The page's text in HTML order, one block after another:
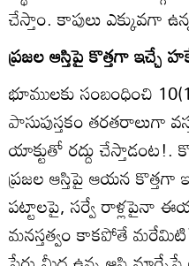
చేస్తాం. కాపులు ఎక్కువగా
ప్రజల ఆస్తిపై కొత్తగా ఇచ్చే
భూములకు సంబంధించి
పాసుపుస్తకం తరతరాలుగా
యాక్టుతో రద్దు చేస్తాడంట!.
ప్రజల ఆస్తిపై ఆయన కొత్తగా
పట్టాలపై, సర్వే రాళ్లపైనా
మనస్తత్వం కాకపోతే